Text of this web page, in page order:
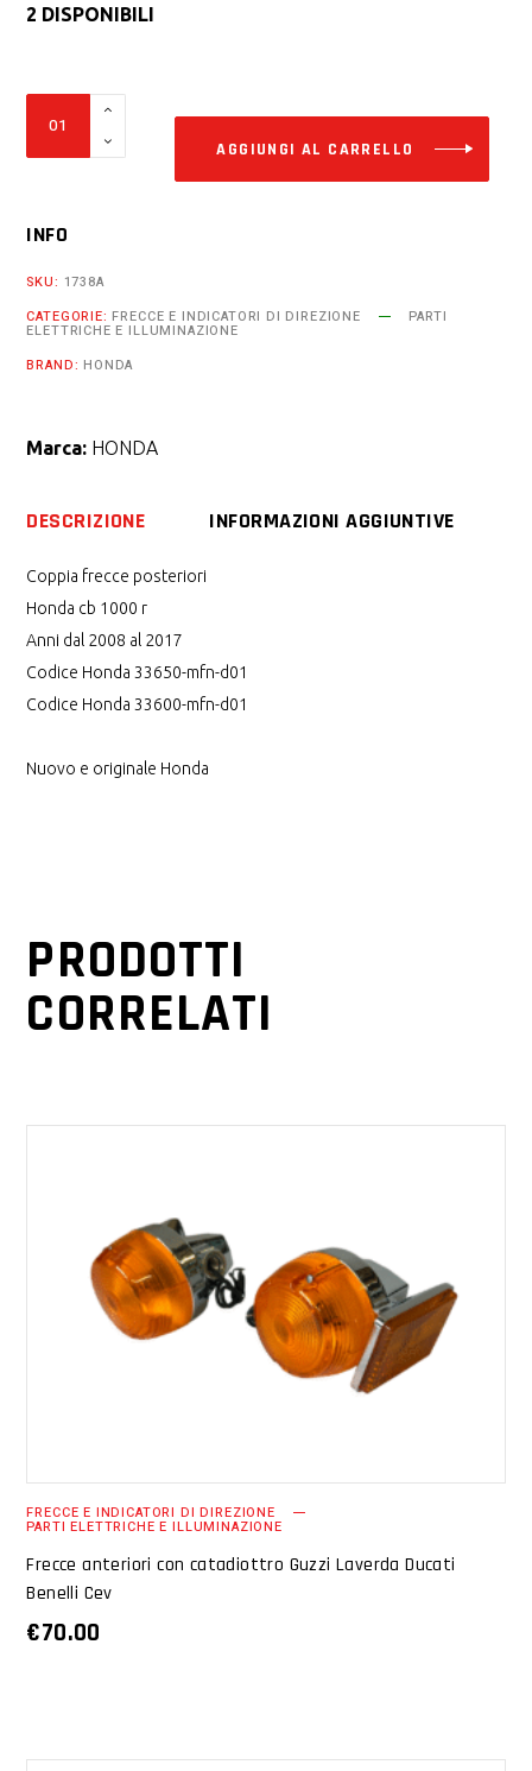
2 DISPONIBILI
cb
dal
2008
quantity
AGGIUNGI AL CARRELLO
INFO
SKU: 1738A
CATEGORIE: FRECCE E INDICATORI DI DIREZIONE PARTI
ELETTRICHE E ILLUMINAZIONE
BRAND: HONDA
Marca: HONDA
DESCRIZIONE INFORMAZIONI AGGIUNTIVE
Coppia frecce posteriori
Honda cb 1000 r
Anni dal 2008 al 2017
Codice Honda 33650-mfn-d01
Codice Honda 33600-mfn-d01
Nuovo e originale Honda
PRODOTTI
CORRELATI
AGGIUNGI AL CARRELLO
FRECCE E INDICATORI DI DIREZIONE
PARTI ELETTRICHE E ILLUMINAZIONE
Frecce anteriori con catadiottro Guzzi Laverda Ducati
Benelli Cev
€70.00